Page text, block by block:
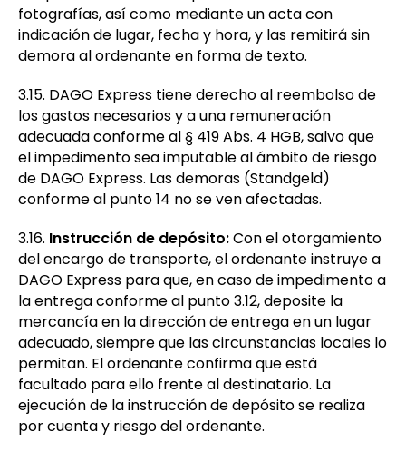
fotografías, así como mediante un acta con
indicación de lugar, fecha y hora, y las remitirá sin
demora al ordenante en forma de texto.
3.15. DAGO Express tiene derecho al reembolso de
los gastos necesarios y a una remuneración
adecuada conforme al § 419 Abs. 4 HGB, salvo que
el impedimento sea imputable al ámbito de riesgo
de DAGO Express. Las demoras (Standgeld)
conforme al punto 14 no se ven afectadas.
3.16. Instrucción de depósito:Con el otorgamiento
del encargo de transporte, el ordenante instruye a
DAGO Express para que, en caso de impedimento a
la entrega conforme al punto 3.12, deposite la
mercancía en la dirección de entrega en un lugar
adecuado, siempre que las circunstancias locales lo
permitan. El ordenante confirma que está
facultado para ello frente al destinatario. La
ejecución de la instrucción de depósito se realiza
por cuenta y riesgo del ordenante.